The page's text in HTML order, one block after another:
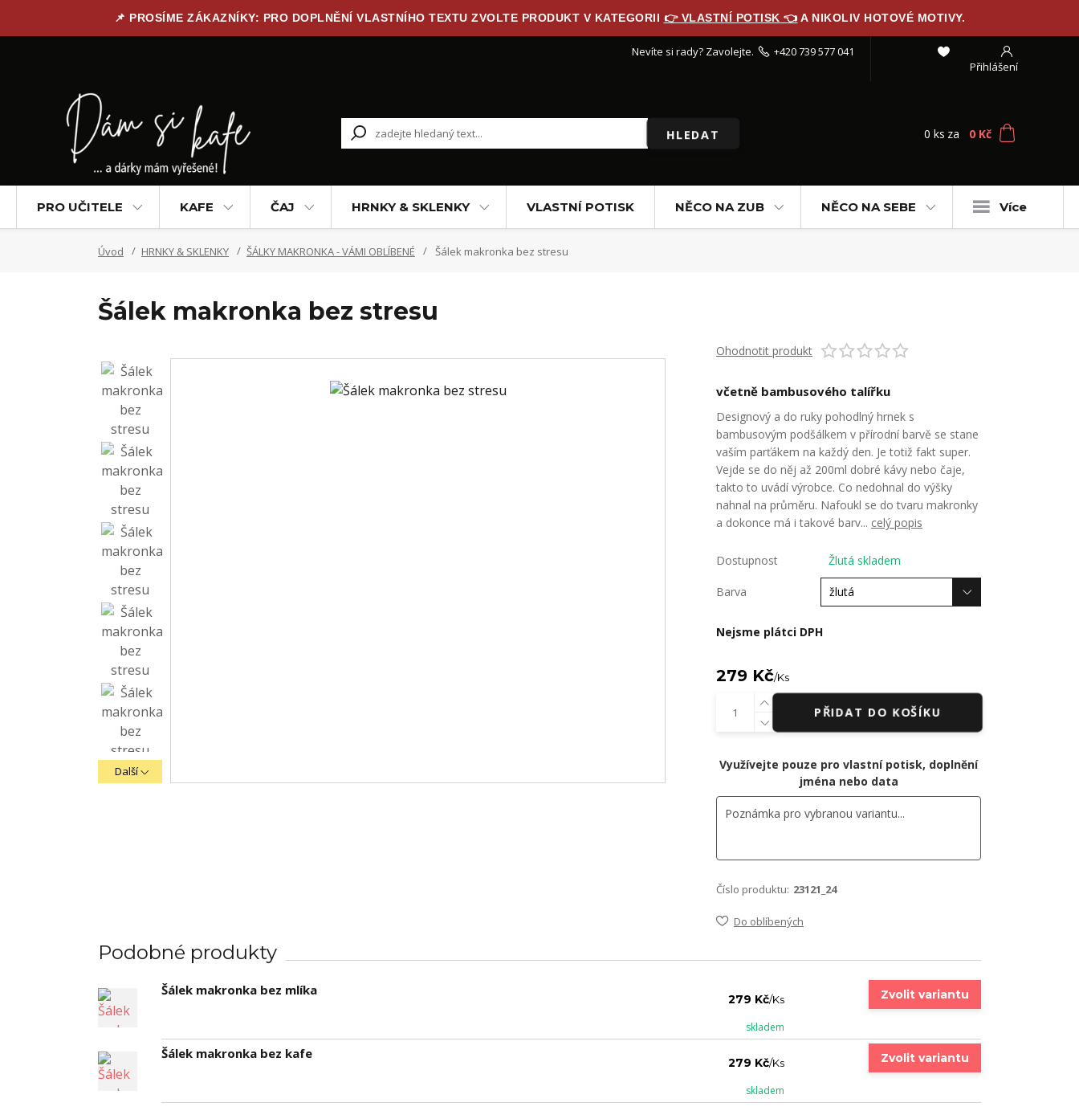
📌 PROSÍME ZÁKAZNÍKY: PRO DOPLNĚNÍ VLASTNÍHO TEXTU ZVOLTE PRODUKT V KATEGORII 👉 VLASTNÍ POTISK 👈 A NIKOLIV HOTOVÉ MOTIVY.
Přihlášení
HLEDAT
Nevíte si rady? Zavolejte. +420 739 577 041
0 ks za 0 Kč
PRO UČITELE KAFE ČAJ HRNKY & SKLENKY VLASTNÍ POTISK NĚCO NA ZUB NĚCO NA SEBE Více
Úvod HRNKY & SKLENKY ŠÁLKY MAKRONKA - VÁMI OBLÍBENÉ Šálek makronka bez stresu
Šálek makronka bez stresu
Další
Ohodnotit produkt
včetně bambusového talířku
Designový a do ruky pohodlný hrnek s
bambusovým podšálkem v přírodní barvě se stane
vaším parťákem na každý den. Je totiž fakt super.
Vejde se do něj až 200ml dobré kávy nebo čaje,
takto to uvádí výrobce. Co nedohnal do výšky
nahnal na průměru. Nafoukl se do tvaru makronky
a dokonce má i takové barv... celý popis
Dostupnost Žlutá skladem
Barva
Nejsme plátci DPH
279 Kč/Ks
PŘIDAT DO KOŠÍKU
Využívejte pouze pro vlastní potisk, doplnění
jména nebo data
Číslo produktu: 23121_24
Do oblíbených
Podobné produkty
Šálek makronka bez mlíka
279 Kč/Ks
skladem
Zvolit variantu
Šálek makronka bez kafe
279 Kč/Ks
skladem
Zvolit variantu